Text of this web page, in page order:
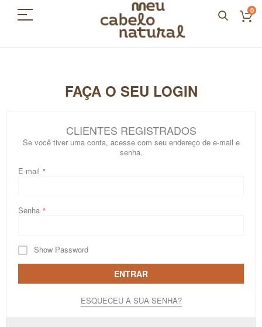
0
FAÇA O SEU LOGIN
CLIENTES REGISTRADOS
Se você tiver uma conta, acesse com seu endereço de e-mail e
senha.
E-mail
Senha
Show Password
ENTRAR
ESQUECEU A SUA SENHA?